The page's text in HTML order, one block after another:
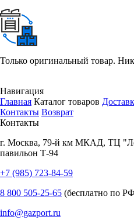
Только оригинальный товар.
Навигация
Главная Каталог товаров
Контакты Возврат
Контакты
г. Москва, 79-й км МКАД, ТЦ
павильон Т-94
+7 (985) 723-84-59
8 800 505-25-65 (бесплатно по
info@gazport.ru